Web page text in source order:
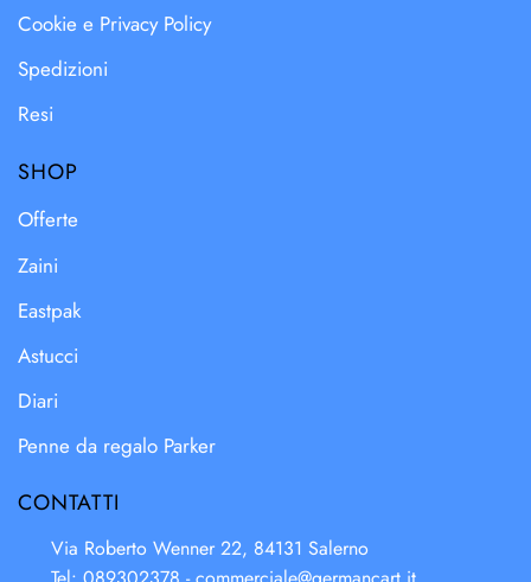
Cookie e Privacy Policy
Spedizioni
Resi
SHOP
Offerte
Zaini
Eastpak
Astucci
Diari
Penne da regalo Parker
CONTATTI
Via Roberto Wenner 22, 84131 Salerno